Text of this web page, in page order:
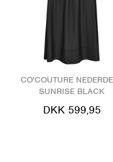
CO'COUTURE
SUNRISE BLACK
DKK 599,95